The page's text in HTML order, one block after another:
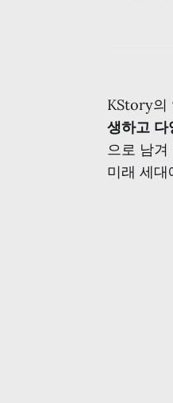
KStory의
생하고 다
으로 남겨
미래 세대